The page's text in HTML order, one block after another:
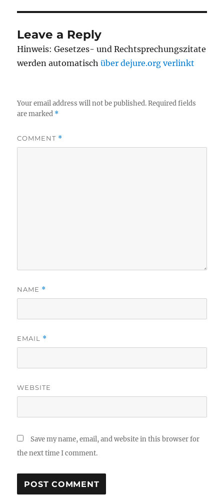
Leave a Reply
Hinweis: Gesetzes- und Rechtsprechungszitate
werden automatischüber dejure.org verlinkt
Your email address will not be published. Required fields
are marked *
COMMENT *
NAME *
EMAIL *
WEBSITE
Save my name, email, and website in this browser for
the next time I comment.